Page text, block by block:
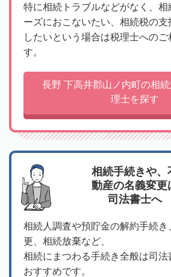
特に相続トラブルなどがなく、相
ーズにおこないたい、相続税の
したいという場合は税理士への
す。
長野 下高井郡山ノ内町の相
理士を探す
相続手続きや、
動産の名義変更
司法書士へ
相続人調査や預貯金の解約手続
更、相続放棄など、
相続にまつわる手続き全般は司
おすすめです。